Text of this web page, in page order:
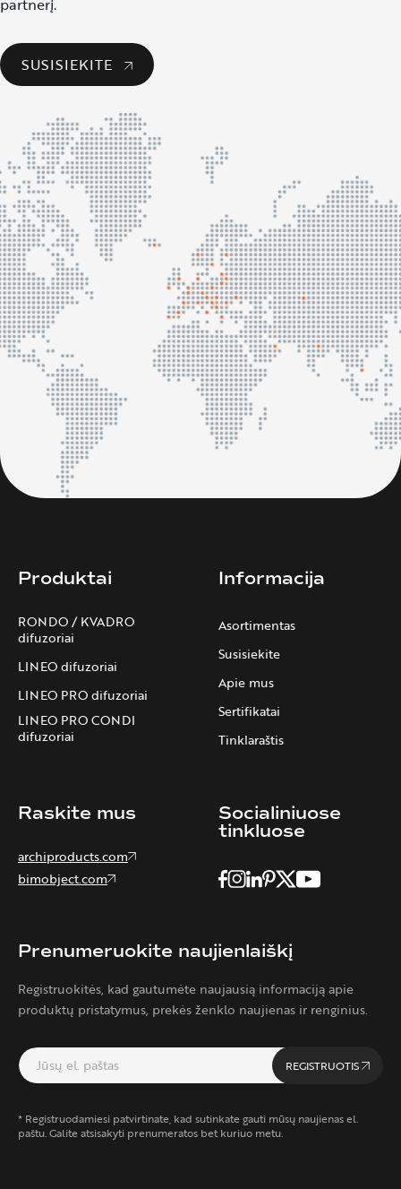
SUSISIEKITE
Produktai
RONDO / KVADRO
difuzoriai
LINEO difuzoriai
LINEO PRO difuzoriai
LINEO PRO CONDI
difuzoriai
Informacija
Asortimentas
Susisiekite
Apie mus
Sertifikatai
Tinklaraštis
Raskite mus
archiproducts.com
bimobject.com
Socialiniuose
tinkluose
Prenumeruokite naujienlaiškį
Registruokitės, kad gautumėte naujausią informaciją apie
produktų pristatymus, prekės ženklo naujienas ir renginius.
REGISTRUOTIS
* Registruodamiesi patvirtinate, kad sutinkate gauti mūsų naujienas el.
paštu. Galite atsisakyti prenumeratos bet kuriuo metu.